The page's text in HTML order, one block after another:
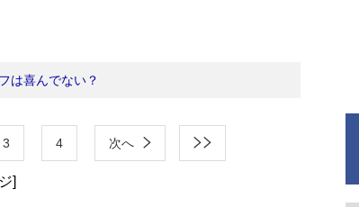
は喜んでない？
3 4 次へ
]